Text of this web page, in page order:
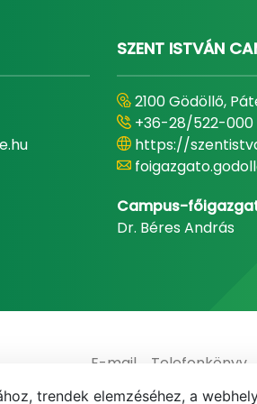
SZENT ISTVÁN
2100 Gödöllő,
+36-28/522-000
https://
Campus-
Dr. Béres András
E-mail Telefonkönyv
trendek elemzéséhez, a